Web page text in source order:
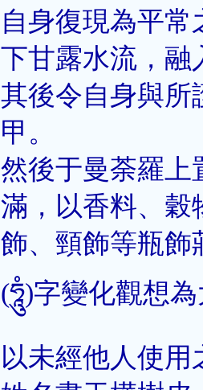
自身復現為平
下甘露水流，融
其後令自身與所
甲。
然後于曼荼羅上
滿，以香料、穀
飾、頸飾等瓶飾
(ཧཱུཾ)字變化觀想
以未經他人使